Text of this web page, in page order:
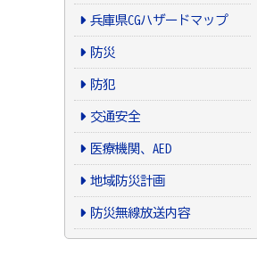
兵庫県CGハザードマップ
防災
防犯
交通安全
医療機関、AED
地域防災計画
防災無線放送内容